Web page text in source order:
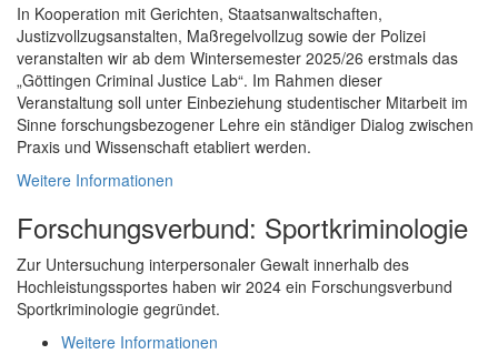
In Kooperation mit Gerichten, Staatsanwaltschaften,
Justizvollzugsanstalten, Maßregelvollzug sowie der Polizei
veranstalten wir ab dem Wintersemester 2025/26 erstmals das
„Göttingen Criminal Justice Lab“. Im Rahmen dieser
Veranstaltung soll unter Einbeziehung studentischer Mitarbeit im
Sinne forschungsbezogener Lehre ein ständiger Dialog zwischen
Praxis und Wissenschaft etabliert werden.
Weitere Informationen
Forschungsverbund: Sportkriminologie
Zur Untersuchung interpersonaler Gewalt innerhalb des
Hochleistungssportes haben wir 2024 ein Forschungsverbund
Sportkriminologie gegründet.
Weitere Informationen